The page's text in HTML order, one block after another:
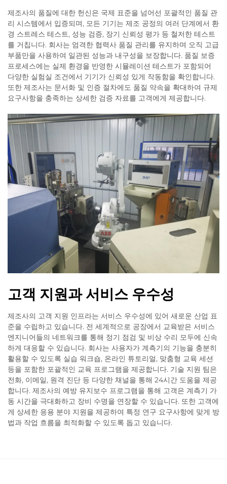
제조사의 품질에 대한 헌신은 국제 표준을 넘어선 포괄적인 품질 관
리 시스템에서 입증되며, 모든 기기는 제조 공정의 여러 단계에서 환
경 스트레스 테스트, 성능 검증, 장기 신뢰성 평가 등 철저한 테스트
를 거칩니다. 회사는 엄격한 협력사 품질 관리를 유지하며 오직 고급
부품만을 사용하여 일관된 성능과 내구성을 보장합니다. 품질 보증
프로세스에는 실제 환경을 반영한 시뮬레이션 테스트가 포함되어
다양한 실험실 조건에서 기기가 신뢰성 있게 작동함을 확인합니다.
또한 제조사는 문서화 및 인증 절차에도 품질 약속을 확대하여 규제
요구사항을 충족하는 상세한 검증 자료를 고객에게 제공합니다.
고객 지원과 서비스 우수성
제조사의 고객 지원 인프라는 서비스 우수성에 있어 새로운 산업 표
준을 수립하고 있습니다. 전 세계적으로 공장에서 교육받은 서비스
엔지니어들의 네트워크를 통해 정기 점검 및 비상 수리 모두에 신속
하게 대응할 수 있습니다. 회사는 사용자가 계측기의 기능을 충분히
활용할 수 있도록 실습 워크숍, 온라인 튜토리얼, 맞춤형 교육 세션
등을 포함한 포괄적인 교육 프로그램을 제공합니다. 기술 지원 팀은
전화, 이메일, 원격 진단 등 다양한 채널을 통해 24시간 도움을 제공
합니다. 제조사의 예방 유지보수 프로그램을 통해 고객은 계측기 가
동 시간을 극대화하고 장비 수명을 연장할 수 있습니다. 또한 고객에
게 상세한 응용 분야 지원을 제공하여 특정 연구 요구사항에 맞게 방
법과 작업 흐름을 최적화할 수 있도록 돕고 있습니다.